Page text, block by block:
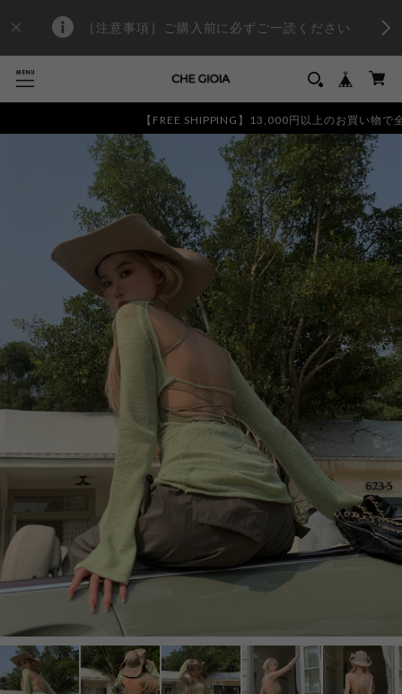
［注意事項］ご購入前に必ずご一読ください
【FREE SHIPPING】13,000円以上のお買い物で全国